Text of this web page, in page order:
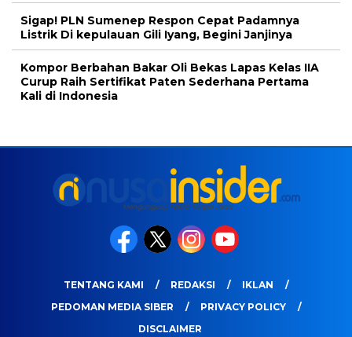
Sigap! PLN Sumenep Respon Cepat Padamnya
Listrik Di kepulauan Gili Iyang, Begini Janjinya
Kompor Berbahan Bakar Oli Bekas Lapas Kelas IIA
Curup Raih Sertifikat Paten Sederhana Pertama
Kali di Indonesia
TENTANG KAMI REDAKSI
IKLAN
PEDOMAN MEDIA SIBER
PRIVACY POLICY
DISCLAIMER